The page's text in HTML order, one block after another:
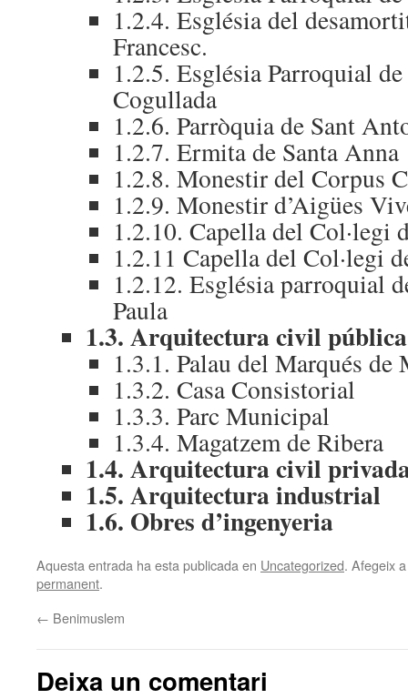
1.2.4. Església del
Francesc.
1.2.5. Església Parroquial
Cogullada
1.2.6. Parròquia de Sant
1.2.7. Ermita de Santa Anna
1.2.8. Monestir del Corpus
1.2.9. Monestir d’Aigües
1.2.10. Capella del Col·legi
1.2.11 Capella del Col·legi
1.2.12. Església parroquial
Paula
1.3. Arquitectura civil pública
1.3.1. Palau del Marqués
1.3.2. Casa Consistorial
1.3.3. Parc Municipal
1.3.4. Magatzem de Ribera
1.4. Arquitectura civil
1.5. Arquitectura industrial
1.6. Obres d’ingenyeria
Aquesta entrada ha esta publicada en Uncategorized. Afegeix
permanent.
← Benimuslem
Deixa un comentari